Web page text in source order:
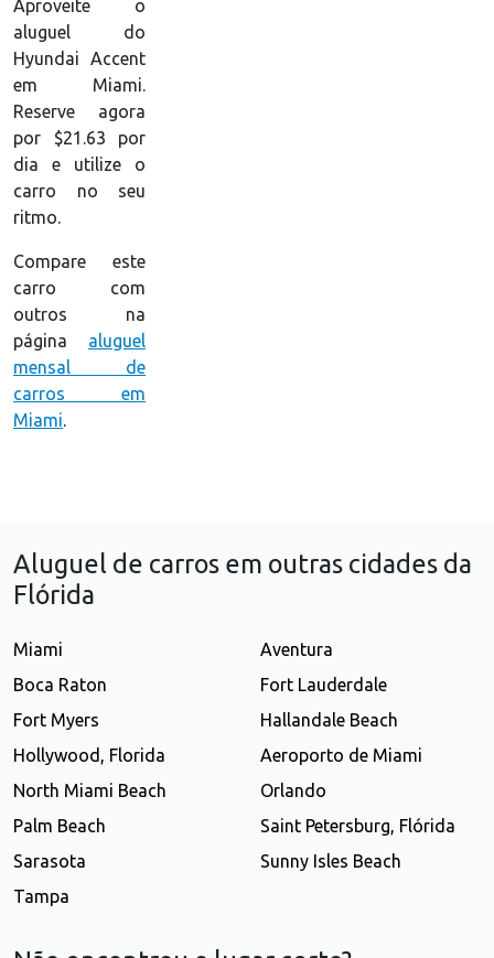
Aproveite o
aluguel do
Hyundai Accent
em Miami.
Reserve agora
por $21.63 por
dia e utilize o
carro no seu
ritmo.
Compare este
carro com
outros na
página aluguel
mensal de
carros em
Miami.
Aluguel de carros em outras cidades da
Flórida
Miami
Aventura
Boca Raton
Fort Lauderdale
Fort Myers
Hallandale Beach
Hollywood, Florida
Aeroporto de Miami
North Miami Beach
Orlando
Palm Beach
Saint Petersburg, Flórida
Sarasota
Sunny Isles Beach
Tampa